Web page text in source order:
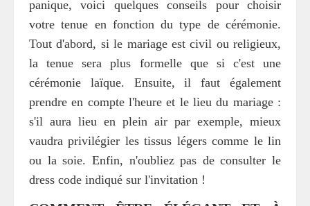
panique, voici quelques conseils pour choisir
votre tenue en fonction du type de cérémonie.
Tout d'abord, si le mariage est civil ou religieux,
la tenue sera plus formelle que si c'est une
cérémonie laïque. Ensuite, il faut également
prendre en compte l'heure et le lieu du mariage :
s'il aura lieu en plein air par exemple, mieux
vaudra privilégier les tissus légers comme le lin
ou la soie. Enfin, n'oubliez pas de consulter le
dress code indiqué sur l'invitation !